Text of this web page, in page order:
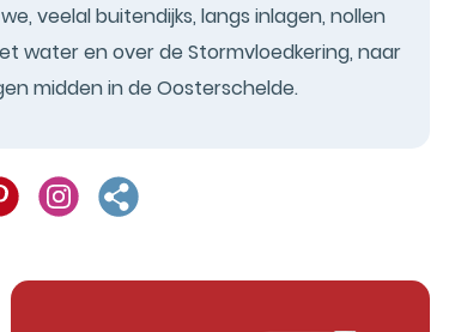
veelal buitendijks, langs inlagen, nollen
water en over de Stormvloedkering, naar
midden in de Oosterschelde.